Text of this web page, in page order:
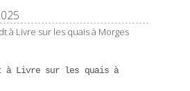
à Livre sur les quais à